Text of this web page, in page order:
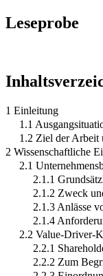
Leseprobe
1 Einleitung
1.1
1.2 Ziel der Arbeit
2 Wissenschaftliche
2.1
2.1.1
2.1.2 Zweck
2.1.3 Anlässe
2.1.4
2.2 Value-Driver-
2.2.1
2.2.2 Zum